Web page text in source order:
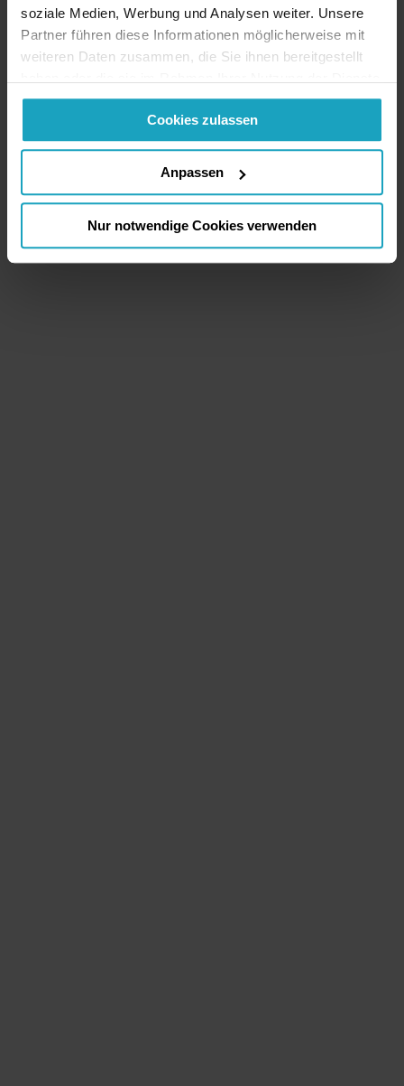
soziale Medien, Werbung und Analysen weiter. Unsere
Partner führen diese Informationen möglicherweise mit
weiteren Daten zusammen, die Sie ihnen bereitgestellt
gesammelt haben. Sie geben Einwilligung zu unseren
Cookies, wenn Sie unsere Webseite weiterhin nutzen.
Cookies zulassen
Anpassen
Nur notwendige Cookies verwenden